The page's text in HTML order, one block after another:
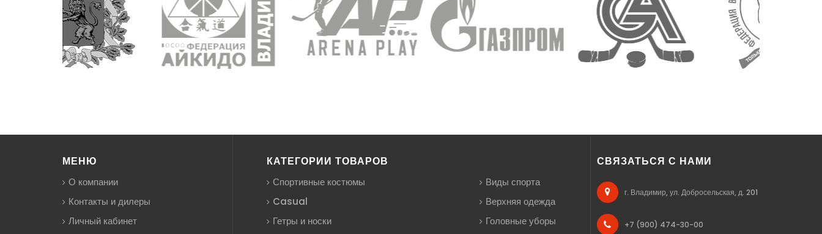
МЕНЮ
О компании
Контакты и дилеры
Личный кабинет
КАТЕГОРИИ ТОВАРОВ
Спортивные костюмы
Casual
Гетры и носки
Виды спорта
Верхняя одежда
Головные уборы
СВЯЗАТЬСЯ С НАМИ
г. Владимир, ул. Добросельская, д. 201
+7 (900) 474-30-00